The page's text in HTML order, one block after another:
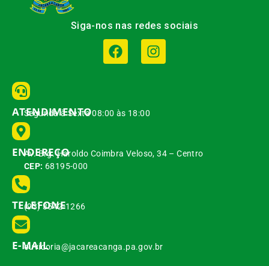
Siga-nos nas redes sociais
ATENDIMENTO
Segunda à Sexta 08:00 às 18:00
ENDEREÇO
Av. Brg. Haroldo Coimbra Veloso, 34 – Centro
CEP: 68195-000
TELEFONE
(93) 3542-1266
E-MAIL
ouvidoria@jacareacanga.pa.gov.br